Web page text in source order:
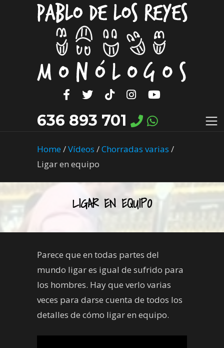
636 893 701
Home/Vídeos /Chorradas varias /
Ligar en equipo
LIGAR EN EQUIPO
Parece que en todas partes del
mundo ligar es igual de sufrido para
los hombres. Hay que verlo varias
veces para darse cuenta de todos los
detalles de cómo ligar en equipo.